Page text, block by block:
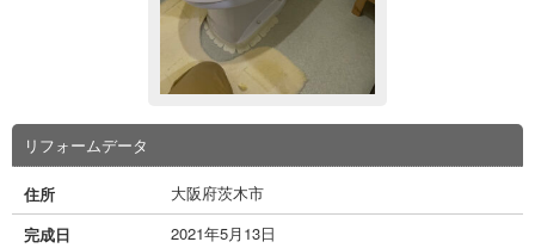
リフォームデータ
住所
大阪府茨木市
完成日
2021年5月13日